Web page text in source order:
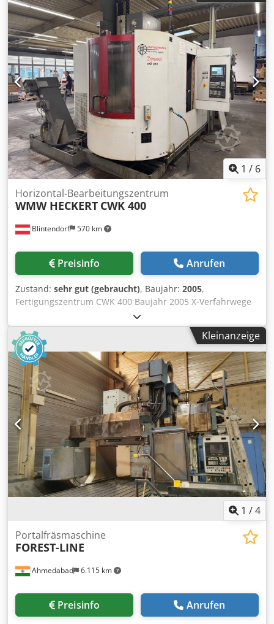
Sinumerik 840D Verfahrwege X/Y/Z 800 x 600 x 805 mm 2-
fach Palettenwechsler Palettengr. 500 x 500mmm NC-
Rundtisch 360 x 0,001° 60-fach Werkzeugwechsler,
Werkzeugaufnahme HSK 63 Drehzahl max. 15.000 U/min
IKZ 50 bar Betriebsstunden 32.450 Spindelstunden 6.080
Chjdouddgfspfx Ah Aoa Zubehör: Kühlmitteltemperierung,
Bandfilter, Späneförderer, Spindelkühlung, Vorbereitung
Infrarot Messtaster
1 / 6
Blintendorf 570 km
Horizontal-Bearbeitungszentrum
WMW HECKERT CWK 400
Preisinfo Anrufen
Zustand: sehr gut (gebraucht), Baujahr: 2005,
Fertigungszentrum CWK 400 Baujahr 2005 X-Verfahrwege
650 mm Chjdowpciaepfx Ah Aoa Y-Verfahrwege 650 mm Z-
Verfahrwege 650 mm Rundtisch (4. Achse) CNC Siemens
Sinumerik 840 D Tischlänge 400 mm Tischbreite 400 mm
Werkstückgewicht 400 kg Betriebsstunden 42000 h
Werkzeugwechsler Kettenmagazin 80 Werkzeuge HSK 63
Palettenpool 2 fach Motorspindel Weiß 36 kW 18000 U/min
Zubehör und 60 Werkzeuge
Kleinanzeige
1 /4
Ahmedabad 6.115 km
Portalfräsmaschine
FOREST-LINE
Preisinfo Anrufen